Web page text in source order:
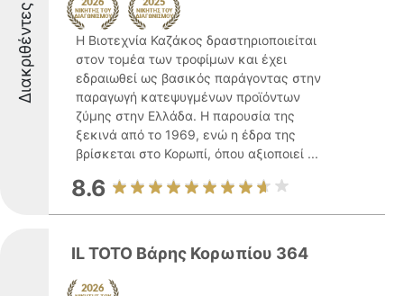
Διακριθέντες
Η Βιοτεχνία Καζάκος δραστηριοποιείται
στον τομέα των τροφίμων και έχει
εδραιωθεί ως βασικός παράγοντας στην
παραγωγή κατεψυγμένων προϊόντων
ζύμης στην Ελλάδα. Η παρουσία της
ξεκινά από το 1969, ενώ η έδρα της
βρίσκεται στο Κορωπί, όπου αξιοποιεί ...
8.6
IL TOTO Βάρης Κορωπίου 364